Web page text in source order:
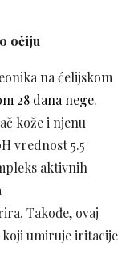
očiju
na ćelijskom
28 dana nege.
kože i njenu
vrednost 5.5
aktivnih
Takođe, ovaj
umiruje iritacije